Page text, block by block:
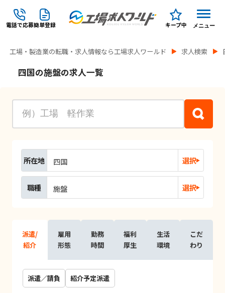
電話で応募簡単登録 キープ中 メニュー
工場・製造業の転職・求人情報なら工場求人ワールド 求人検索
四国の施盤の求人一覧
所在地 四国 選択
職種 施盤 選択
派遣/
紹介
雇用
形態
勤務
時間
福利
厚生
生活
環境
こだ
わり
派遣／請負 紹介予定派遣